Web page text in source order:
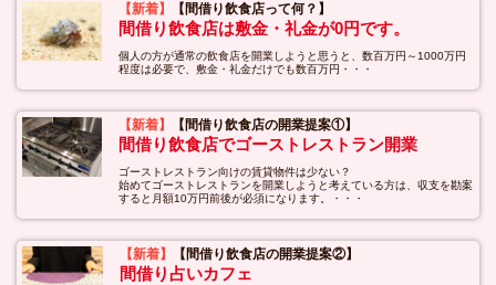
【新着】 【間借り飲食店って何？】
間借り飲食店は敷金・礼金が0円です。
個人の方が通常の飲食店を開業しようと思うと、数百万円～1000万円
程度は必要で、敷金・礼金だけでも数百万円・・・
【新着】 【間借り飲食店の開業提案①】
間借り飲食店でゴーストレストラン開業
ゴーストレストラン向けの賃貸物件は少ない？
始めてゴーストレストランを開業しようと考えている方は、収支を勘案
すると月額10万円前後が必須になります。・・・
【新着】 【間借り飲食店の開業提案②】
間借り占いカフェ